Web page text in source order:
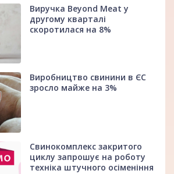
Виручка Beyond Meat у
другому кварталі
скоротилася на 8%
Виробництво свинини в ЄС
зросло майже на 3%
Свинокомплекс закритого
циклу запрошує на роботу
техніка штучного осіменіння